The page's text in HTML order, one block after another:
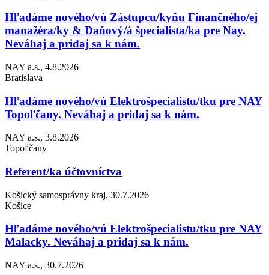
Hľadáme nového/vú Zástupcu/kyňu Finančného/ej
manažéra/ky & Daňový/á špecialista/ka pre Nay.
Neváhaj a pridaj sa k nám.
NAY a.s., 4.8.2026
Bratislava
Hľadáme nového/vú Elektrošpecialistu/tku pre NAY
Topoľčany. Neváhaj a pridaj sa k nám.
NAY a.s., 3.8.2026
Topoľčany
Referent/ka účtovníctva
Košický samosprávny kraj, 30.7.2026
Košice
Hľadáme nového/vú Elektrošpecialistu/tku pre NAY
Malacky. Neváhaj a pridaj sa k nám.
NAY a.s., 30.7.2026